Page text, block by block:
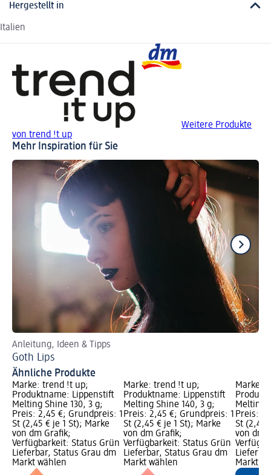
Hergestellt in
Italien
Weitere Produkte
von trend !t up
Mehr Inspiration für Sie
Anleitung, Ideen & Tipps
Goth Lips
Ähnliche Produkte
Marke: trend !t up;
Produktname: Lippenstift
Melting Shine 130, 3 g;
Preis: 2,45 €; Grundpreis: 1
St (2,45 € je 1 St); Marke
von dm Grafik;
Verfügbarkeit: Status Grün
Lieferbar, Status Grau dm
Markt wählen
Marke: trend !t up;
Produktname: Lippenstift
Melting Shine 140, 3 g;
Preis: 2,45 €; Grundpreis: 1
St (2,45 € je 1 St); Marke
von dm Grafik;
Verfügbarkeit: Status Grün
Lieferbar, Status Grau dm
Markt wählen
Marke:
Melting
Preis:
St (2,45
von dm
Markt